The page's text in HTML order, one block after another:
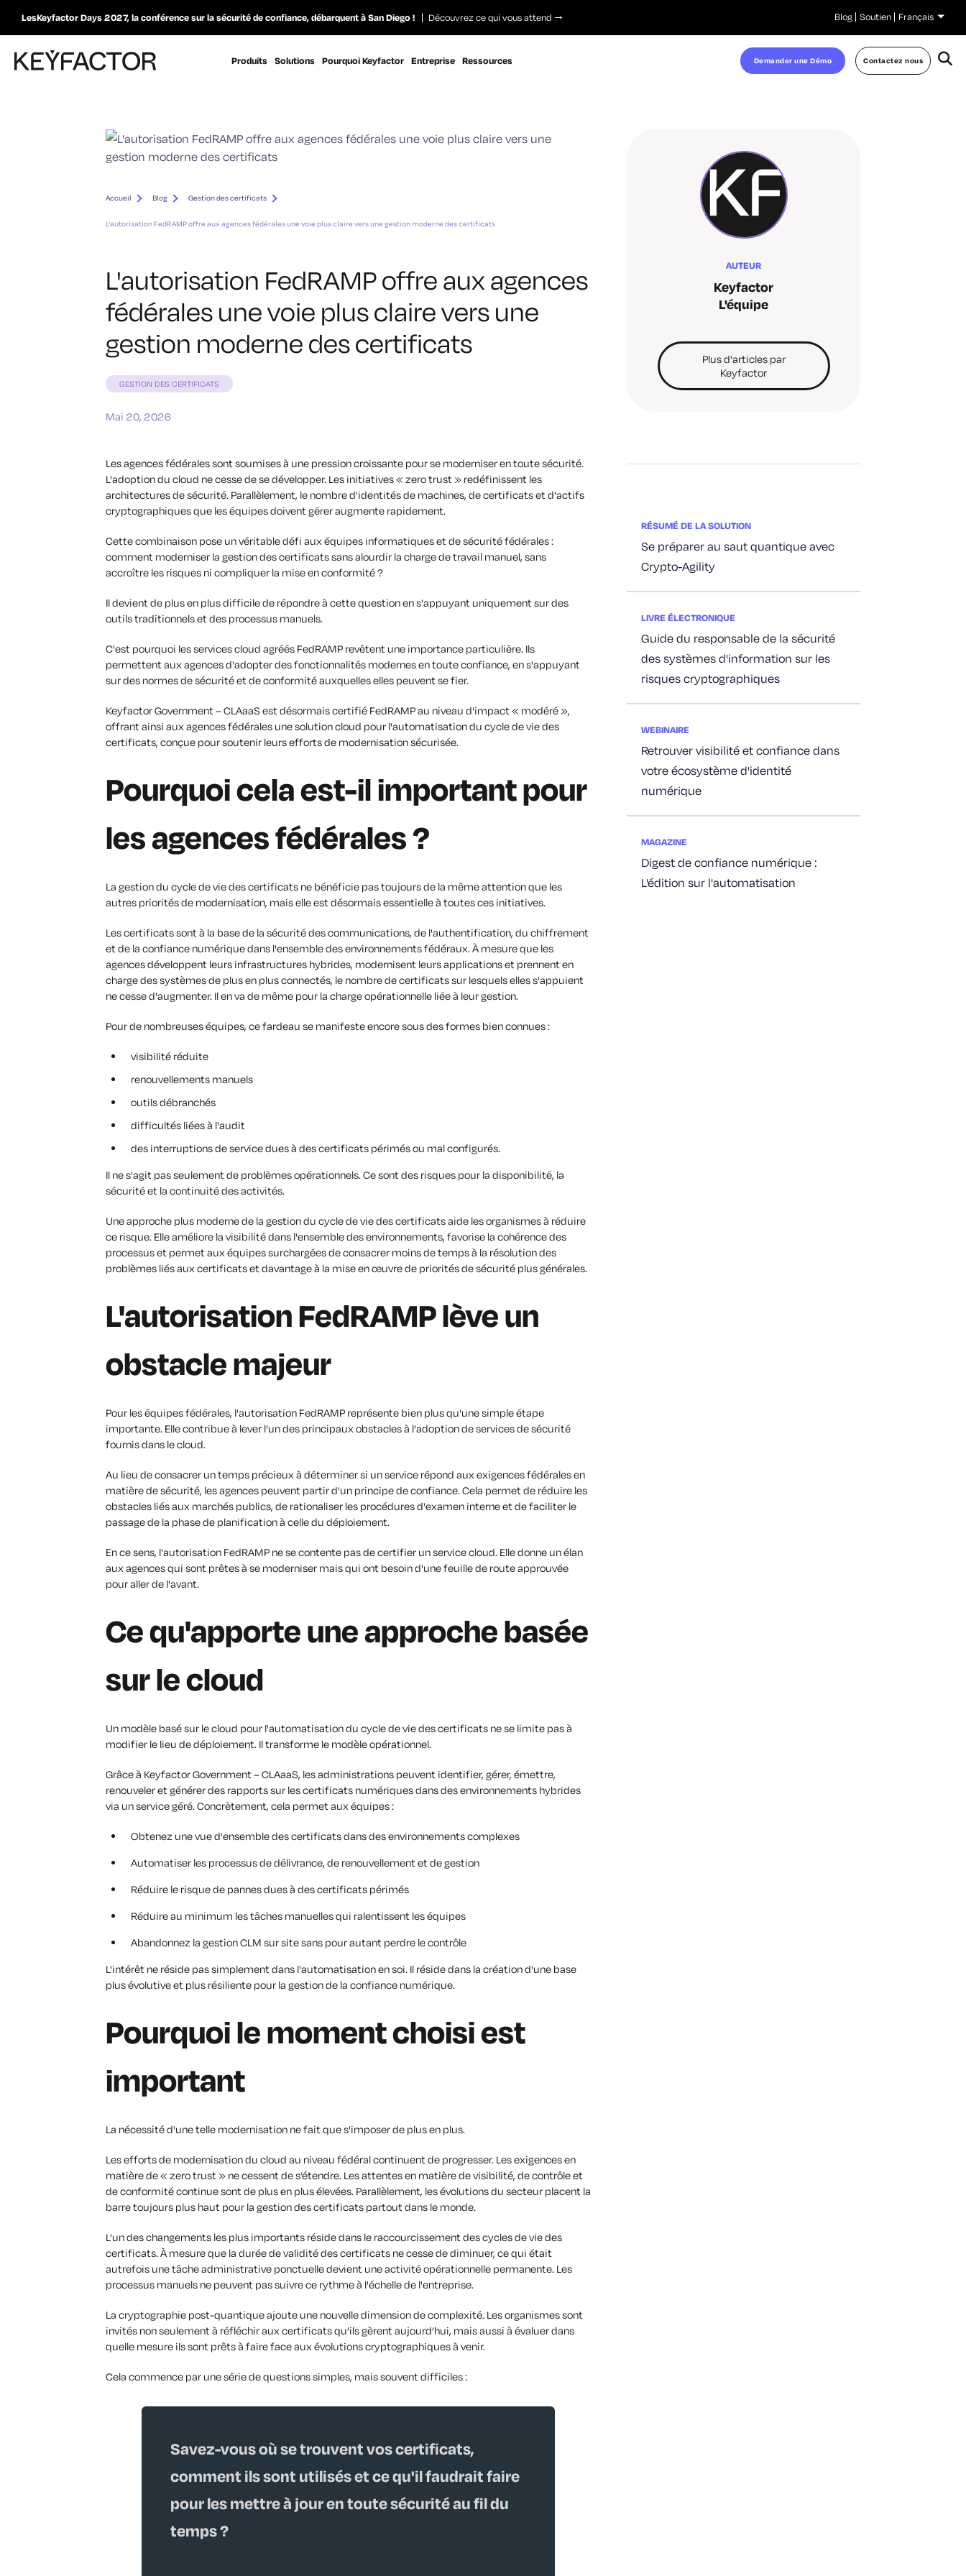
LesKeyfactor Days 2027, la conférence sur la sécurité de confiance, débarquent à San Diego ! Découvrez ce qui vous attend Blog Soutien Français
Produits Solutions Pourquoi Keyfactor Entreprise Ressources Demander une Démo Contactez nous
Accueil Blog Gestion des certificats
L'autorisation FedRAMP offre aux agences fédérales une voie plus claire vers une gestion moderne des certificats
L'autorisation FedRAMP offre aux agences
fédérales une voie plus claire vers une
gestion moderne des certificats
GESTION DES CERTIFICATS
Mai 20, 2026
Les agences fédérales sont soumises à une pression croissante pour se moderniser en toute sécurité.
L'adoption du cloud ne cesse de se développer. Les initiatives « zero trust » redéfinissent les
architectures de sécurité. Parallèlement, le nombre d'identités de machines, de certificats et d'actifs
cryptographiques que les équipes doivent gérer augmente rapidement.
Cette combinaison pose un véritable défi aux équipes informatiques et de sécurité fédérales :
comment moderniser la gestion des certificats sans alourdir la charge de travail manuel, sans
accroître les risques ni compliquer la mise en conformité ?
Il devient de plus en plus difficile de répondre à cette question en s'appuyant uniquement sur des
outils traditionnels et des processus manuels.
C'est pourquoi les services cloud agréés FedRAMP revêtent une importance particulière. Ils
permettent aux agences d'adopter des fonctionnalités modernes en toute confiance, en s'appuyant
sur des normes de sécurité et de conformité auxquelles elles peuvent se fier.
Keyfactor Government – CLAaaS est désormais certifié FedRAMP au niveau d'impact « modéré »,
offrant ainsi aux agences fédérales une solution cloud pour l'automatisation du cycle de vie des
certificats, conçue pour soutenir leurs efforts de modernisation sécurisée.
Pourquoi cela est-il important pour
les agences fédérales ?
La gestion du cycle de vie des certificats ne bénéficie pas toujours de la même attention que les
autres priorités de modernisation, mais elle est désormais essentielle à toutes ces initiatives.
Les certificats sont à la base de la sécurité des communications, de l'authentification, du chiffrement
et de la confiance numérique dans l'ensemble des environnements fédéraux. À mesure que les
agences développent leurs infrastructures hybrides, modernisent leurs applications et prennent en
charge des systèmes de plus en plus connectés, le nombre de certificats sur lesquels elles s'appuient
ne cesse d'augmenter. Il en va de même pour la charge opérationnelle liée à leur gestion.
Pour de nombreuses équipes, ce fardeau se manifeste encore sous des formes bien connues :
visibilité réduite
renouvellements manuels
outils débranchés
difficultés liées à l'audit
des interruptions de service dues à des certificats périmés ou mal configurés.
Il ne s'agit pas seulement de problèmes opérationnels. Ce sont des risques pour la disponibilité, la
sécurité et la continuité des activités.
Une approche plus moderne de la gestion du cycle de vie des certificats aide les organismes à réduire
ce risque. Elle améliore la visibilité dans l'ensemble des environnements, favorise la cohérence des
processus et permet aux équipes surchargées de consacrer moins de temps à la résolution des
problèmes liés aux certificats et davantage à la mise en œuvre de priorités de sécurité plus générales.
L'autorisation FedRAMP lève un
obstacle majeur
Pour les équipes fédérales, l'autorisation FedRAMP représente bien plus qu'une simple étape
importante. Elle contribue à lever l'un des principaux obstacles à l'adoption de services de sécurité
fournis dans le cloud.
Au lieu de consacrer un temps précieux à déterminer si un service répond aux exigences fédérales en
matière de sécurité, les agences peuvent partir d'un principe de confiance. Cela permet de réduire les
obstacles liés aux marchés publics, de rationaliser les procédures d'examen interne et de faciliter le
passage de la phase de planification à celle du déploiement.
En ce sens, l'autorisation FedRAMP ne se contente pas de certifier un service cloud. Elle donne un élan
aux agences qui sont prêtes à se moderniser mais qui ont besoin d'une feuille de route approuvée
pour aller de l'avant.
Ce qu'apporte une approche basée
sur le cloud
Un modèle basé sur le cloud pour l'automatisation du cycle de vie des certificats ne se limite pas à
modifier le lieu de déploiement. Il transforme le modèle opérationnel.
Grâce à Keyfactor Government – CLAaaS, les administrations peuvent identifier, gérer, émettre,
renouveler et générer des rapports sur les certificats numériques dans des environnements hybrides
via un service géré. Concrètement, cela permet aux équipes :
Obtenez une vue d'ensemble des certificats dans des environnements complexes
Automatiser les processus de délivrance, de renouvellement et de gestion
Réduire le risque de pannes dues à des certificats périmés
Réduire au minimum les tâches manuelles qui ralentissent les équipes
Abandonnez la gestion CLM sur site sans pour autant perdre le contrôle
L'intérêt ne réside pas simplement dans l'automatisation en soi. Il réside dans la création d'une base
plus évolutive et plus résiliente pour la gestion de la confiance numérique.
Pourquoi le moment choisi est
important
La nécessité d'une telle modernisation ne fait que s'imposer de plus en plus.
Les efforts de modernisation du cloud au niveau fédéral continuent de progresser. Les exigences en
matière de « zero trust » ne cessent de s’étendre. Les attentes en matière de visibilité, de contrôle et
de conformité continue sont de plus en plus élevées. Parallèlement, les évolutions du secteur placent la
barre toujours plus haut pour la gestion des certificats partout dans le monde.
L'un des changements les plus importants réside dans le raccourcissement des cycles de vie des
certificats. À mesure que la durée de validité des certificats ne cesse de diminuer, ce qui était
autrefois une tâche administrative ponctuelle devient une activité opérationnelle permanente. Les
processus manuels ne peuvent pas suivre ce rythme à l'échelle de l'entreprise.
La cryptographie post-quantique ajoute une nouvelle dimension de complexité. Les organismes sont
invités non seulement à réfléchir aux certificats qu’ils gèrent aujourd’hui, mais aussi à évaluer dans
quelle mesure ils sont prêts à faire face aux évolutions cryptographiques à venir.
Cela commence par une série de questions simples, mais souvent difficiles :
Savez-vous où se trouvent vos certificats,
comment ils sont utilisés et ce qu'il faudrait faire
pour les mettre à jour en toute sécurité au fil du
temps ?
AUTEUR
Keyfactor
L'équipe
Plus d'articles par
Keyfactor
RÉSUMÉ DE LA SOLUTION
Se préparer au saut quantique avec
Crypto-Agility
LIVRE ÉLECTRONIQUE
Guide du responsable de la sécurité
des systèmes d'information sur les
risques cryptographiques
WEBINAIRE
Retrouver visibilité et confiance dans
votre écosystème d'identité
numérique
MAGAZINE
Digest de confiance numérique :
L'édition sur l'automatisation